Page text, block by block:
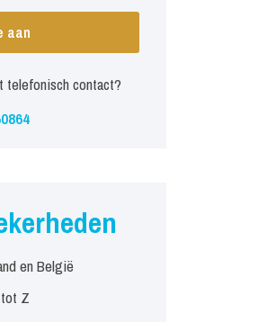
aan
telefonisch contact?
en België
Z